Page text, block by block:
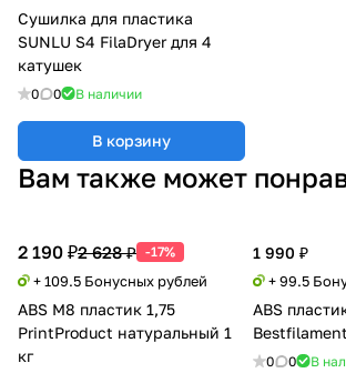
Сушилка для пластика
SUNLU S4 FilaDryer для 4
катушек
0 0 В наличии
В корзину
Вам также может
2 190 ₽2 628 ₽ -17%
+ 109.5 Бонусных рублей
ABS M8 пластик 1,75
PrintProduct натуральный 1
кг
1 990 ₽
+ 99.5
ABS
0 0 В